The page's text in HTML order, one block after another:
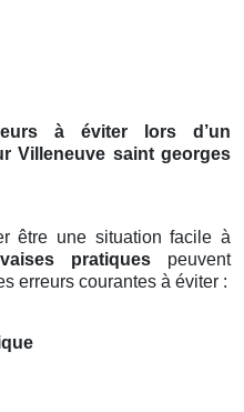
à éviter lors d’un
Villeneuve saint georges
être une situation facile à
pratiques peuvent
erreurs courantes à éviter :